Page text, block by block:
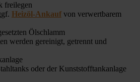
freilegen
Heizöl-Ankauf von verwertbarem
Ölschlamm
werden gereinigt, getrennt und
oder der Kunststofftankanlage